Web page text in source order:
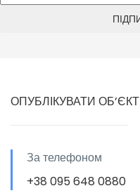
ОПУБЛІКУВАТИ ОБ’ЄКТ
За телефоном
+38 095 648 0880